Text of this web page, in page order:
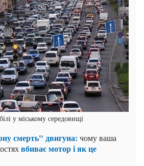
у міському середовищі
смерть" двигуна: чому ваша
вбиває мотор і як це